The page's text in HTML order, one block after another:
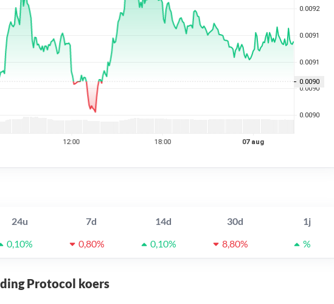
24u 7d 14d 30d
1j
0,10% 0,80% 0,10% 8,80% %
Protocol koers